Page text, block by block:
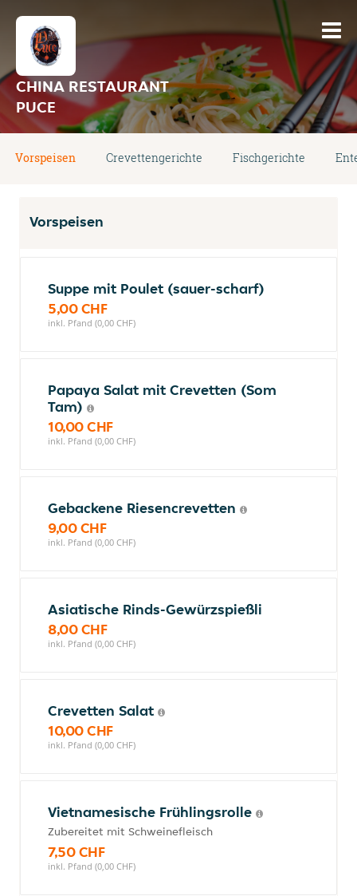
CHINA RESTAURANT
PUCE
Vorspeisen Crevettengerichte Fischgerichte
Vorspeisen
Suppe mit Poulet (sauer-scharf)
5,00 CHF
inkl. Pfand (0,00 CHF)
Papaya Salat mit Crevetten (Som
Tam)
10,00 CHF
inkl. Pfand (0,00 CHF)
Gebackene Riesencrevetten
9,00 CHF
inkl. Pfand (0,00 CHF)
Asiatische Rinds-Gewürzspießli
8,00 CHF
inkl. Pfand (0,00 CHF)
Crevetten Salat
10,00 CHF
inkl. Pfand (0,00 CHF)
Vietnamesische Frühlingsrolle
Zubereitet mit Schweinefleisch
7,50 CHF
inkl. Pfand (0,00 CHF)